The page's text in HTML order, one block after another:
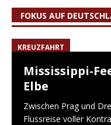
FOKUS AUF
KREUZFAHRT
Mississippi-
Elbe
Zwischen Prag und
Flussreise voller